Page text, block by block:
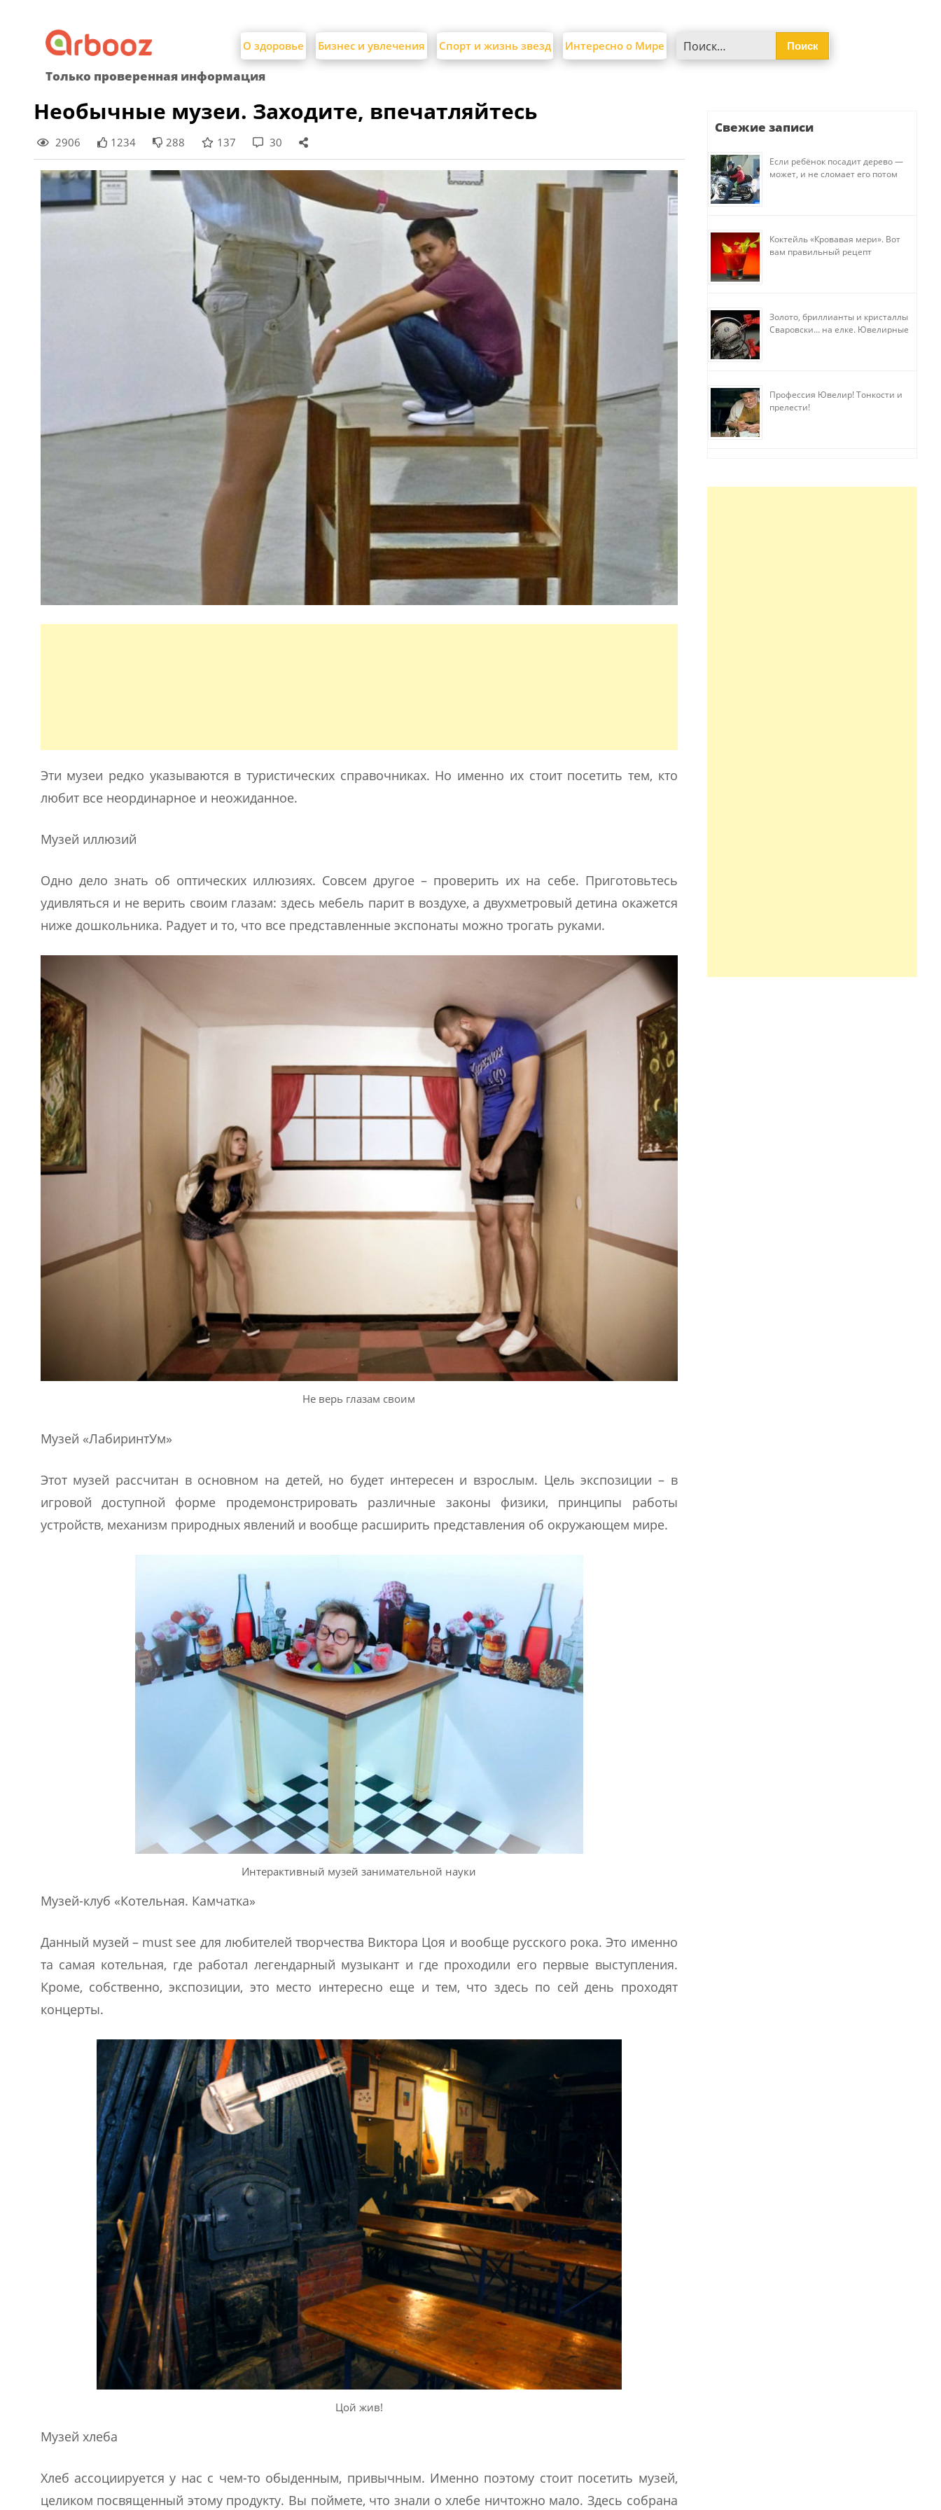
content
О здоровье Бизнес и увлечения Спорт и жизнь звезд Интересно о Мире
Только проверенная информация
Необычные музеи. Заходите, впечатляйтесь
2906 1234 288 137 30
Эти музеи редко указываются в туристических справочниках. Но именно их стоит посетить тем, кто
любит все неординарное и неожиданное.
Музей иллюзий
Одно дело знать об оптических иллюзиях. Совсем другое – проверить их на себе. Приготовьтесь
удивляться и не верить своим глазам: здесь мебель парит в воздухе, а двухметровый детина окажется
ниже дошкольника. Радует и то, что все представленные экспонаты можно трогать руками.
Не верь глазам своим
Музей «ЛабиринтУм»
Этот музей рассчитан в основном на детей, но будет интересен и взрослым. Цель экспозиции – в
игровой доступной форме продемонстрировать различные законы физики, принципы работы
устройств, механизм природных явлений и вообще расширить представления об окружающем мире.
Интерактивный музей занимательной науки
Музей-клуб «Котельная. Камчатка»
Данный музей – must see для любителей творчества Виктора Цоя и вообще русского рока. Это именно
та самая котельная, где работал легендарный музыкант и где проходили его первые выступления.
Кроме, собственно, экспозиции, это место интересно еще и тем, что здесь по сей день проходят
концерты.
Цой жив!
Музей хлеба
Хлеб ассоциируется у нас с чем-то обыденным, привычным. Именно поэтому стоит посетить музей,
целиком посвященный этому продукту. Вы поймете, что знали о хлебе ничтожно мало. Здесь собрана
Свежие записи
Если ребёнок посадит дерево —
может, и не сломает его потом
Коктейль «Кровавая мери». Вот
вам правильный рецепт
Золото, бриллианты и кристаллы
Сваровски… на елке. Ювелирные
Профессия Ювелир! Тонкости и
прелести!